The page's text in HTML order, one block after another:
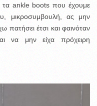
τα ankle boots που έχουμε
μικροσυμβουλή, ας μην
πατήσει έτσι και φαινόταν
να μην είχα πρόχειρη